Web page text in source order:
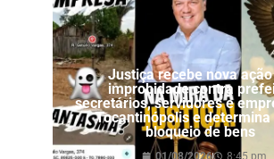
Justiça recebe nova
improbidade contra
secretários, servidores e
Tocantinópolis e determina
bloqueio de bens
01/08/2026 8:45 pm